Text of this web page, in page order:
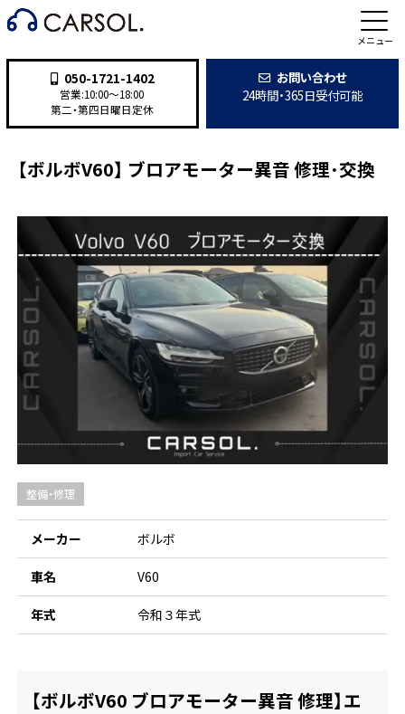
メニュー
050-1721-1402
営業:10:00〜18:00
第二・第四日曜日定休
お問い合わせ
24時間・365日受付可能
施工事例>整備・修理>【ボルボV60】 ブロアモーター異音 修理･交換
【ボルボV60】 ブロアモーター異音 修理･交換
整備・修理
メーカー ボルボ
車名 V60
年式 令和３年式
【ボルボV60 ブロアモーター異音 修理】エ